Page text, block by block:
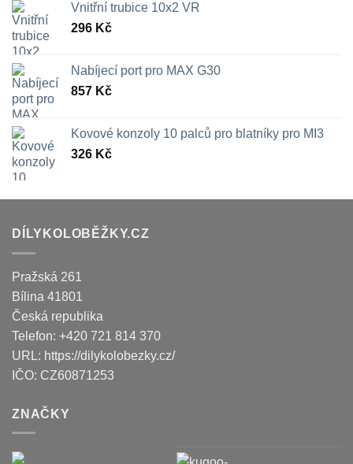
Vnitřní trubice 10x2 VR
296 Kč
Nabíjecí port pro MAX G30
857 Kč
Kovové konzoly 10 palců pro blatníky pro MI3
326 Kč
DÍLYKOLOBĚŽKY.CZ
Pražská 261
Bílina 41801
Česká republika
Telefon: +420 721 814 370
URL: https://dilykolobezky.cz/
IČO: CZ60871253
ZNAČKY